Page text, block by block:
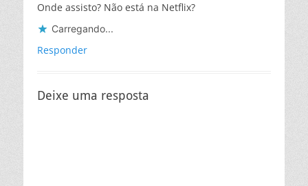
Onde assisto? Não está na Netflix?
Carregando...
Responder
Deixe uma resposta